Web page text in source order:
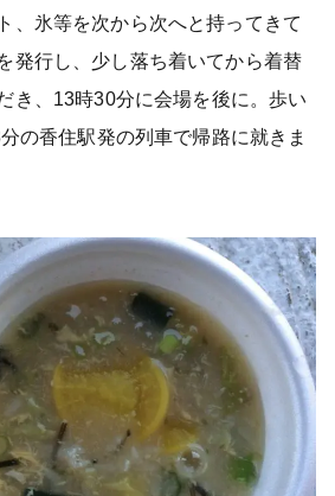
、氷等を次から次へと持ってきて
発行し、少し落ち着いてから着替
き、13時30分に会場を後に。歩い
の香住駅発の列車で帰路に就きま